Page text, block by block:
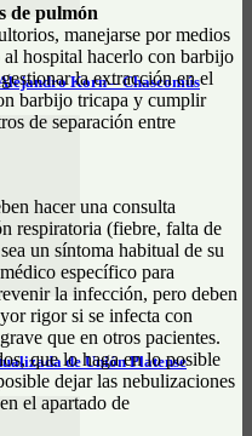
Korn – Chascomús
de Unión Platense
de pulmón
manejarse por medios
hospital hacerlo con barbijo
la extracción en el
barbijo tricapa y cumplir
de separación entre
hacer una consulta
respiratoria (fiebre, falta de
un síntoma habitual de su
específico para
la infección, pero deben
rigor si se infecta con
que en otros pacientes.
que lo haga en lo posible
dejar las nebulizaciones
el apartado de